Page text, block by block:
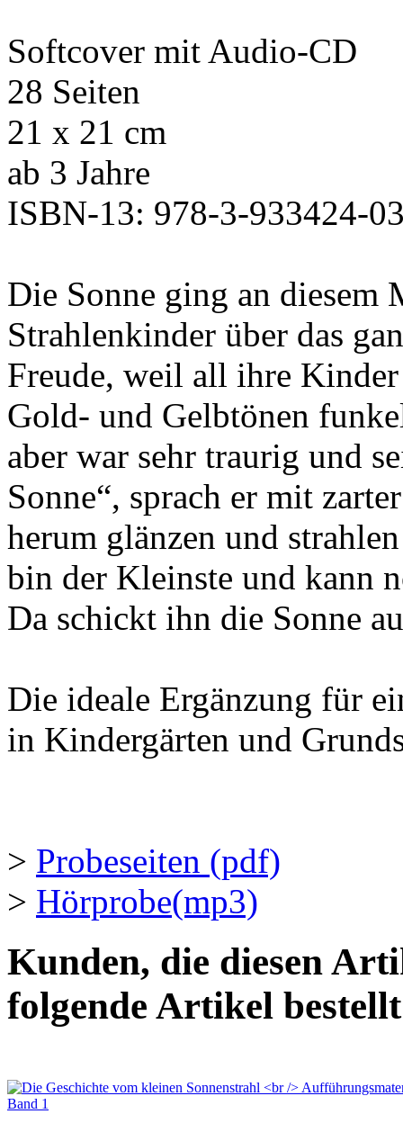
Softcover mit Audio-CD
28 Seiten
21 x 21 cm
ab 3 Jahre
ISBN-13: 978-3-933424-
Die Sonne ging an diesem
Strahlenkinder über das
Freude, weil all ihre
Gold- und Gelbtönen
aber war sehr traurig und
Sonne“, sprach er mit
herum glänzen und
bin der Kleinste und kann
Da schickt ihn die Sonne
Die ideale Ergänzung für
in Kindergärten und
> Probeseiten (pdf)
> Hörprobe(mp3)
Kunden, die diesen
folgende Artikel